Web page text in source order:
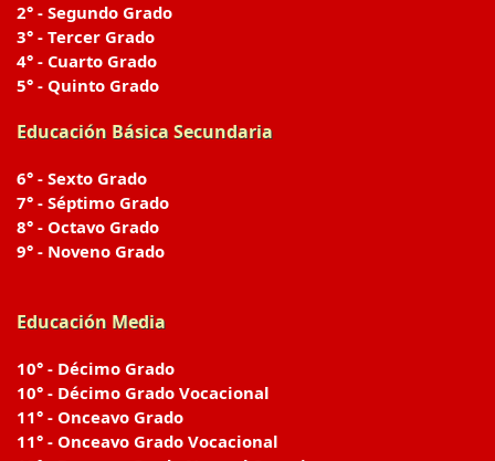
2° - Segundo Grado
3° - Tercer Grado
4° - Cuarto Grado
5° - Quinto Grado
Educación Básica Secundaria
6° - Sexto Grado
7° - Séptimo Grado
8° - Octavo Grado
9° - Noveno Grado
Educación Media
10° - Décimo Grado
10° - Décimo Grado Vocacional
11° - Onceavo Grado
11° - Onceavo Grado Vocacional